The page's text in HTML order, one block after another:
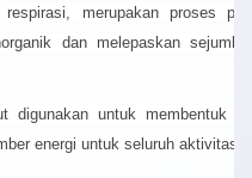
merupakan proses
dan melepaskan
digunakan untuk membentuk
energi untuk seluruh aktivitas